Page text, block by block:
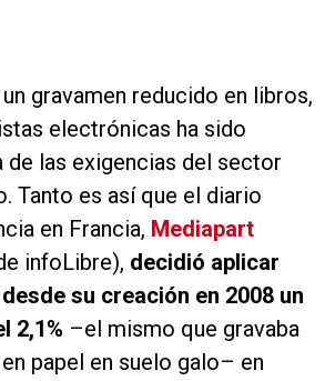
gravamen reducido en libros,
electrónicas ha sido
de las exigencias del sector
Tanto es así que el diario
en Francia, Mediapart
infoLibre), decidió aplicar
su creación en 2008 un
2,1% –el mismo que gravaba
papel en suelo galo– en